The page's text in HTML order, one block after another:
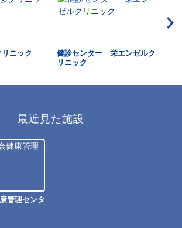
ニック
健診センター 栄エンゼルク
リニック
最近見た施設
管理センタ